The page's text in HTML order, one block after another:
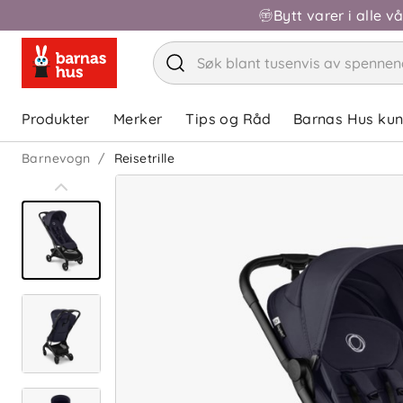
Bytt varer i alle
Produkter Merker Tips og Råd Barnas Hus
Barnevogn Reisetrille